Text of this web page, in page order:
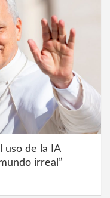
uso de la IA
irreal”